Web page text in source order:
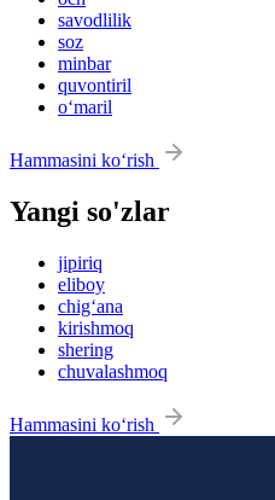
savodlilik
soz
minbar
quvontiril
o‘maril
Hammasini ko‘rish
Yangi so'zlar
jipiriq
eliboy
chig‘ana
kirishmoq
shering
chuvalashmoq
Hammasini ko‘rish